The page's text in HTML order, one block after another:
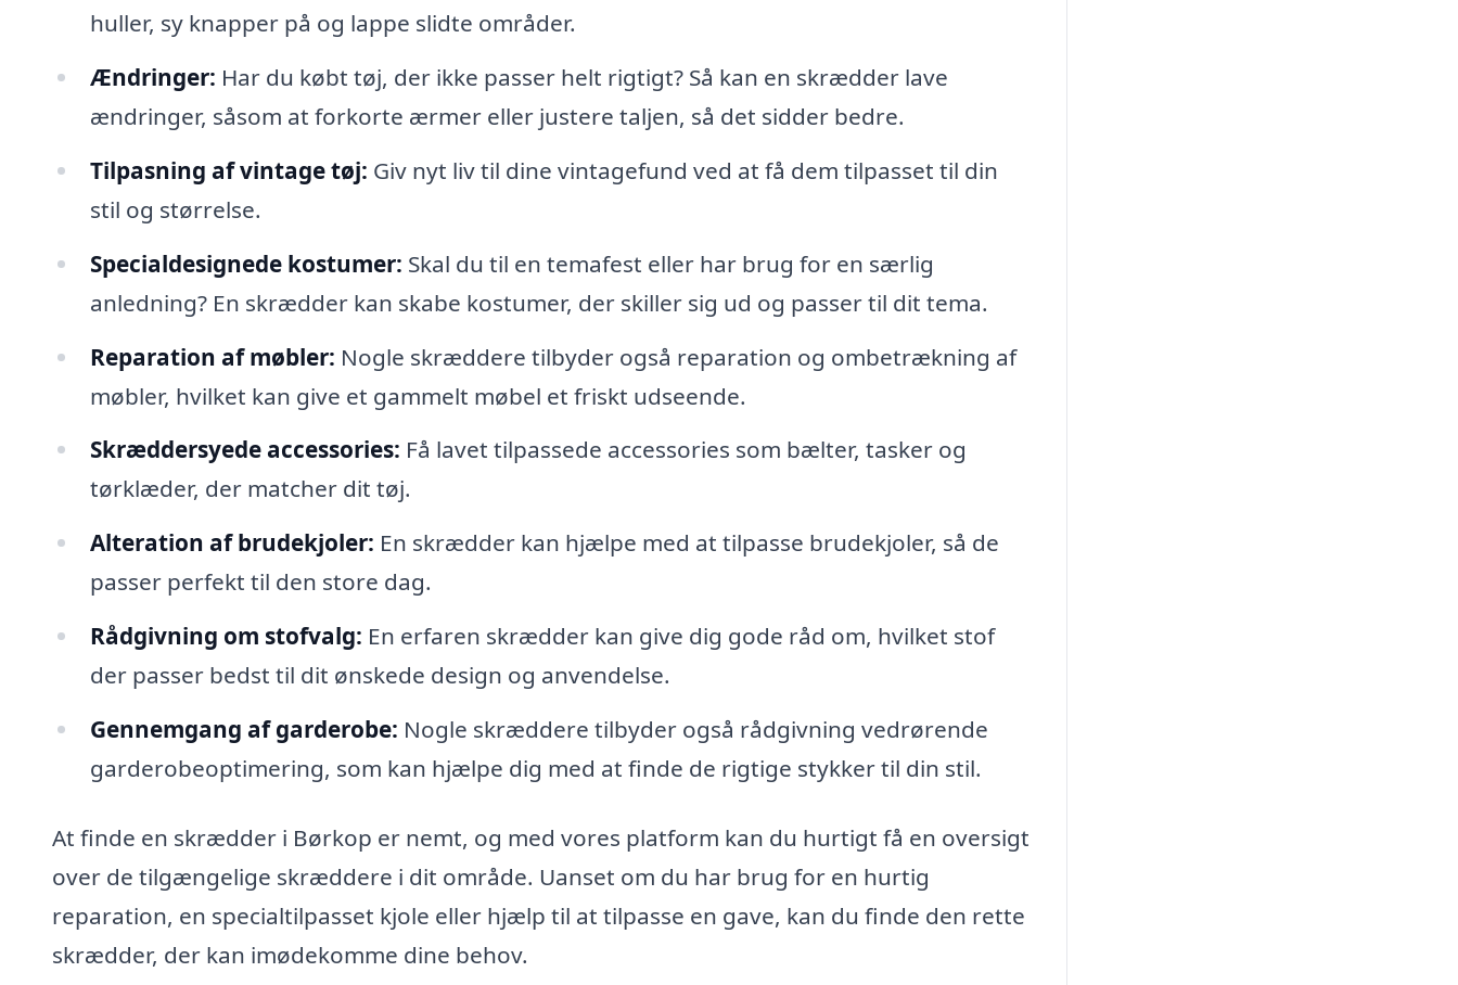
huller, sy knapper på og lappe slidte områder.
Ændringer: Har du købt tøj, der ikke passer helt rigtigt? Så kan en skrædder lave
ændringer, såsom at forkorte ærmer eller justere taljen, så det sidder bedre.
Tilpasning af vintage tøj: Giv nyt liv til dine vintagefund ved at få dem tilpasset til din
stil og størrelse.
Specialdesignede kostumer: Skal du til en temafest eller har brug for en særlig
anledning? En skrædder kan skabe kostumer, der skiller sig ud og passer til dit tema.
Reparation af møbler: Nogle skræddere tilbyder også reparation og ombetrækning af
møbler, hvilket kan give et gammelt møbel et friskt udseende.
Skræddersyede accessories: Få lavet tilpassede accessories som bælter, tasker og
tørklæder, der matcher dit tøj.
Alteration af brudekjoler: En skrædder kan hjælpe med at tilpasse brudekjoler, så de
passer perfekt til den store dag.
Rådgivning om stofvalg: En erfaren skrædder kan give dig gode råd om, hvilket stof
der passer bedst til dit ønskede design og anvendelse.
Gennemgang af garderobe: Nogle skræddere tilbyder også rådgivning vedrørende
garderobeoptimering, som kan hjælpe dig med at finde de rigtige stykker til din stil.
At finde en skrædder i Børkop er nemt, og med vores platform kan du hurtigt få en oversigt
over de tilgængelige skræddere i dit område. Uanset om du har brug for en hurtig
reparation, en specialtilpasset kjole eller hjælp til at tilpasse en gave, kan du finde den rette
skrædder, der kan imødekomme dine behov.